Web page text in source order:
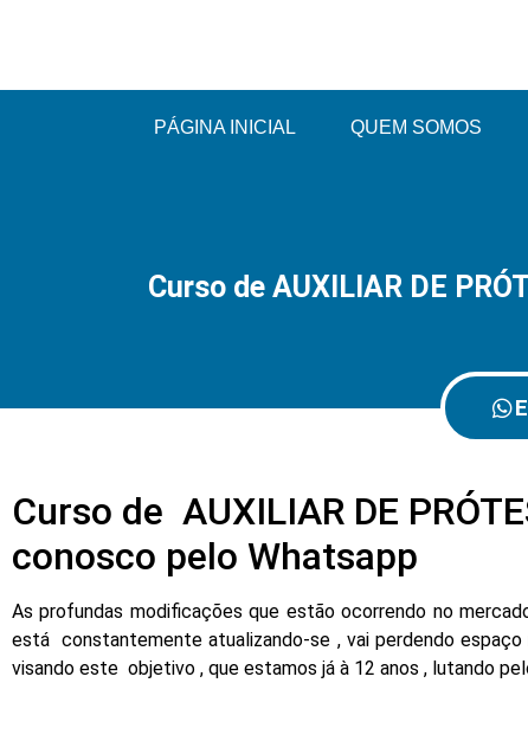
PÁGINA INICIAL QUEM SOMOS
Curso de AUXILIAR DE
Curso de AUXILIAR DE
conosco pelo Whatsapp
As profundas modificações que estão ocorrendo no
está constantemente atualizando-se , vai perdendo
visando este objetivo , que estamos já à 12 anos , lutando